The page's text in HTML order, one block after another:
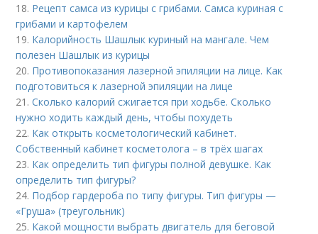
18. Рецепт самса из курицы с грибами. Самса куриная с
грибами и картофелем
19. Калорийность Шашлык куриный на мангале. Чем
полезен Шашлык из курицы
20. Противопоказания лазерной эпиляции на лице. Как
подготовиться к лазерной эпиляции на лице
21.Сколько калорий сжигается при ходьбе. Сколько
нужно ходить каждый день, чтобы похудеть
22. Как открыть косметологический кабинет.
Собственный кабинет косметолога – в трёх шагах
23. Как определить тип фигуры полной девушке. Как
определить тип фигуры?
24. Подбор гардероба по типу фигуры. Тип фигуры —
«Груша» (треугольник)
25. Какой мощности выбрать двигатель для беговой